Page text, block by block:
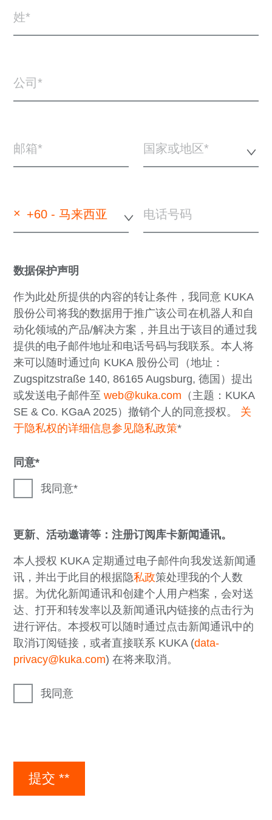
姓
公司
邮箱 国家或地区*
× +60 - 马来西亚 电话号码
数据保护声明
作为此处所提供的内容的转让条件，我同意 KUKA
股份公司将我的数据用于推广该公司在机器人和自
动化领域的产品/解决方案，并且出于该目的通过我
提供的电子邮件地址和电话号码与我联系。本人将
来可以随时通过向 KUKA 股份公司（地址：
Zugspitzstraße 140, 86165 Augsburg, 德国）提出
或发送电子邮件至web@kuka.com （主题：KUKA
SE & Co. KGaA 2025）撤销个人的同意授权。
关
于隐私权的详细信息参见隐私政策*
同意
我同意
更新、活动邀请等：注册订阅库卡新闻通讯。
本人授权 KUKA 定期通过电子邮件向我发送新闻通
讯，并出于此目的根据隐私政策处理我的个人数
据。为优化新闻通讯和创建个人用户档案，会对送
达、打开和转发率以及新闻通讯内链接的点击行为
进行评估。本授权可以随时通过点击新闻通讯中的
取消订阅链接，或者直接联系 KUKA (data-
privacy@kuka.com) 在将来取消。
我同意
提交 **